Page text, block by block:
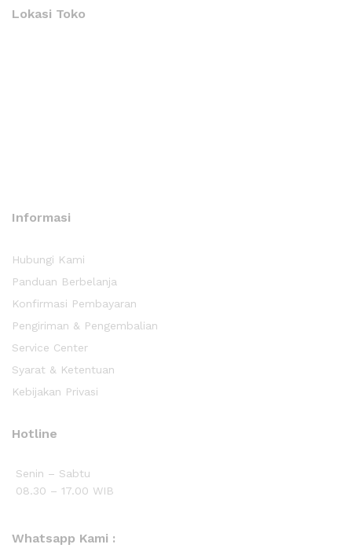
Lokasi Toko
Informasi
Hubungi Kami
Panduan Berbelanja
Konfirmasi Pembayaran
Pengiriman & Pengembalian
Service Center
Syarat & Ketentuan
Kebijakan Privasi
Hotline
Senin – Sabtu
08.30 – 17.00 WIB
Whatsapp Kami :